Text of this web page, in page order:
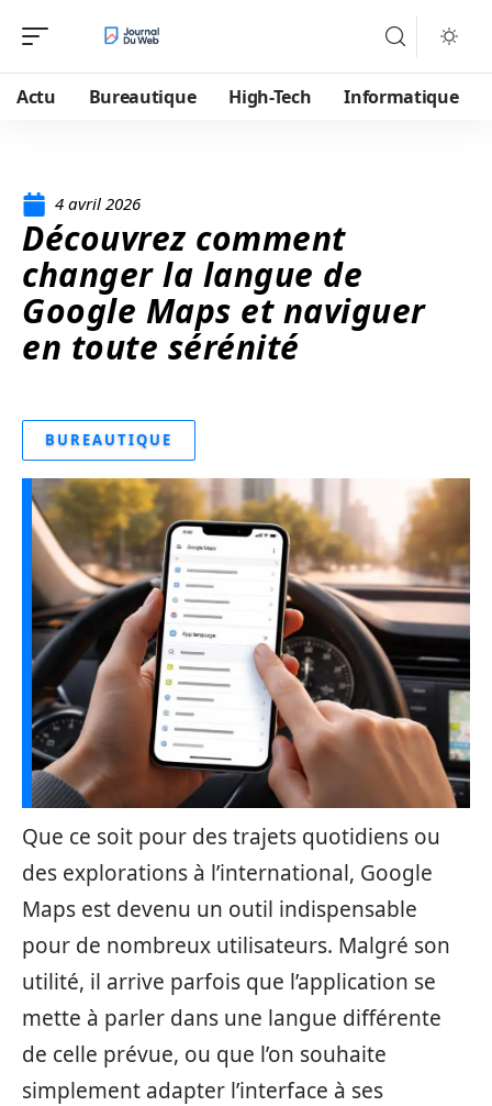
Actu Bureautique High-Tech Informatique
4 avril 2026
Découvrez comment
changer la langue de
Google Maps et naviguer
en toute sérénité
BUREAUTIQUE
Que ce soit pour des trajets quotidiens ou
des explorations à l’international, Google
Maps est devenu un outil indispensable
pour de nombreux utilisateurs. Malgré son
utilité, il arrive parfois que l’application se
mette à parler dans une langue différente
de celle prévue, ou que l’on souhaite
simplement adapter l’interface à ses